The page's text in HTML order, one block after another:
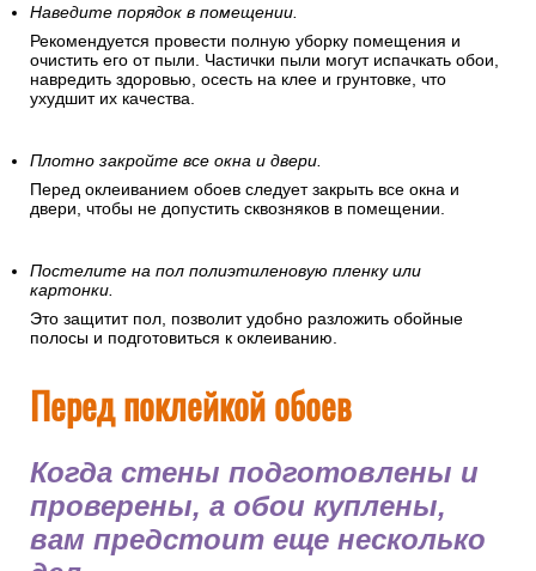
Наведите порядок в помещении.
Рекомендуется провести полную уборку помещения и
очистить его от пыли. Частички пыли могут испачкать обои,
навредить здоровью, осесть на клее и грунтовке, что
ухудшит их качества.
Плотно закройте все окна и двери.
Перед оклеиванием обоев следует закрыть все окна и
двери, чтобы не допустить сквозняков в помещении.
Постелите на пол полиэтиленовую пленку или
картонки.
Это защитит пол, позволит удобно разложить обойные
полосы и подготовиться к оклеиванию.
Перед поклейкой обоев
Когда стены подготовлены и
проверены, а обои куплены,
вам предстоит еще несколько